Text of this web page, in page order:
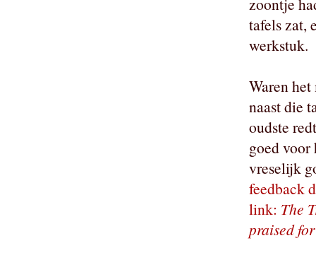
zoontje
tafels zat,
werkstuk.
Waren
naast die
oudste
goed voor
vreselijk
feedback
link: The
praised